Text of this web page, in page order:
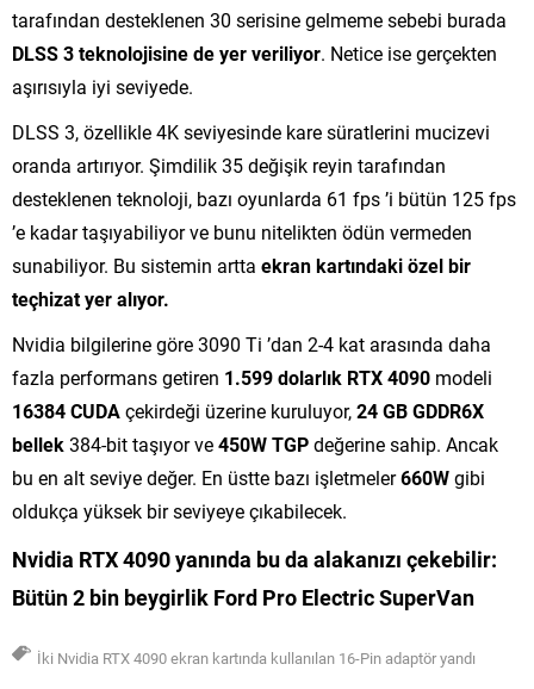
tarafından desteklenen 30 serisine gelmeme sebebi burada
DLSS 3 teknolojisine de yer veriliyor. Netice ise gerçekten
aşırısıyla iyi seviyede.
DLSS 3, özellikle 4K seviyesinde kare süratlerini mucizevi
oranda artırıyor. Şimdilik 35 değişik reyin tarafından
desteklenen teknoloji, bazı oyunlarda 61 fps ’i bütün 125 fps
’e kadar taşıyabiliyor ve bunu nitelikten ödün vermeden
sunabiliyor. Bu sistemin artta ekran kartındaki özel bir
teçhizat yer alıyor.
Nvidia bilgilerine göre 3090 Ti ’dan 2-4 kat arasında daha
fazla performans getiren 1.599 dolarlık RTX 4090 modeli
16384 CUDAçekirdeği üzerine kuruluyor,24 GB GDDR6X
bellek384-bit taşıyor ve450W TGPdeğerine sahip. Ancak
bu en alt seviye değer. En üstte bazı işletmeler660Wgibi
oldukça yüksek bir seviyeye çıkabilecek.
Nvidia RTX 4090 yanında bu da alakanızı çekebilir:
Bütün 2 bin beygirlik Ford Pro Electric SuperVan
İki Nvidia RTX 4090 ekran kartında kullanılan 16-Pin adaptör yandı